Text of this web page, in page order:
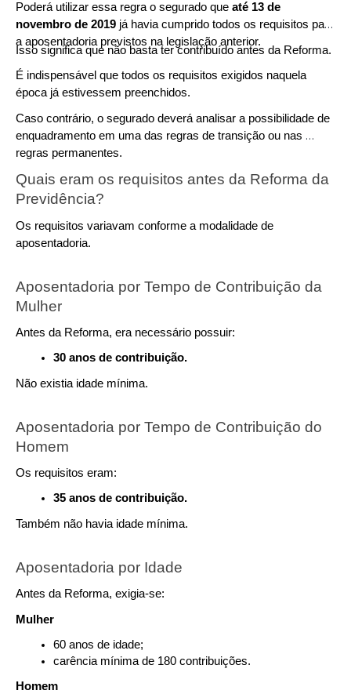
Poderá utilizar essa regra o segurado que até 13 de
novembro de 2019 já havia cumprido todos os requisitos para
a aposentadoria previstos na legislação anterior.
Isso significa que não basta ter contribuído antes da Reforma.
É indispensável que todos os requisitos exigidos naquela
época já estivessem preenchidos.
Caso contrário, o segurado deverá analisar a possibilidade de
enquadramento em uma das regras de transição ou nas
regras permanentes.
Quais eram os requisitos antes da Reforma da
Previdência?
Os requisitos variavam conforme a modalidade de
aposentadoria.
Aposentadoria por Tempo de Contribuição da
Mulher
Antes da Reforma, era necessário possuir:
30 anos de contribuição.
Não existia idade mínima.
Aposentadoria por Tempo de Contribuição do
Homem
Os requisitos eram:
35 anos de contribuição.
Também não havia idade mínima.
Aposentadoria por Idade
Antes da Reforma, exigia-se:
Mulher
60 anos de idade;
carência mínima de 180 contribuições.
Homem